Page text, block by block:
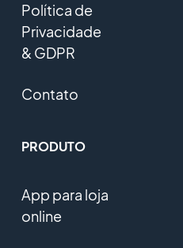
Política de
Privacidade
& GDPR
Contato
PRODUTO
App para loja
online